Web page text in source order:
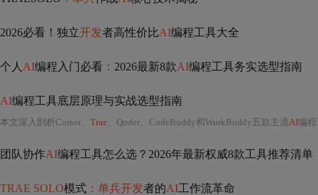
2026必看！独立开发者高性价比AI编程工具大全
个人 AI编程入门必看 ： 2026最新8款AI编程工具务实选型指南
AI编程工具底层原理与实战选型指南
本文深入剖析Cursor、 Trae 、Qoder、CodeBuddy和WorkBuddy五款主流AI编程工具的底层架构差异，涵盖AST解析、
团队协作AI编程工具怎么选？2026年最新权威8款工具推荐清单
TRAE SOLO模式 ：单兵开发者的AI工作流革命